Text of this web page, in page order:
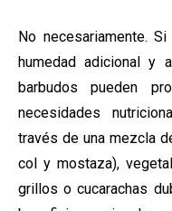
No necesariamente.
humedad adicional y
barbudos pueden
necesidades
través de una mezcla
col y mostaza),
grillos o cucarachas